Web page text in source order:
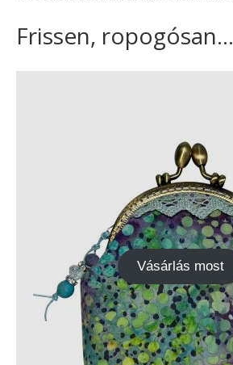
Frissen, ropogósan...
Vásárlás most